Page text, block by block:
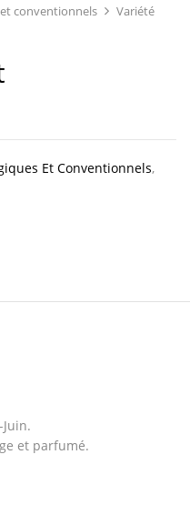
conventionnels
Variété
Et Conventionnels,
et parfumé.